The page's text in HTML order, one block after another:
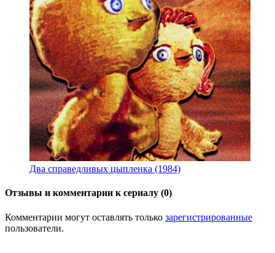
Два справедливых цыпленка (1984)
Отзывы и комментарии к сериалу (0)
Комментарии могут оставлять только зарегистрированные
пользователи.